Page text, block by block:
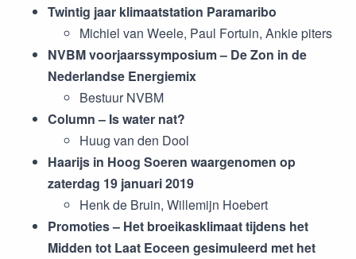
Twintig jaar klimaatstation Paramaribo
Michiel van Weele, Paul Fortuin, Ankie piters
NVBM voorjaarssymposium – De Zon in de
Nederlandse Energiemix
Bestuur NVBM
Column – Is water nat?
Huug van den Dool
Haarijs in Hoog Soeren waargenomen op
zaterdag 19 januari 2019
Henk de Bruin, Willemijn Hoebert
Promoties – Het broeikasklimaat tijdens het
Midden tot Laat Eoceen gesimuleerd met het